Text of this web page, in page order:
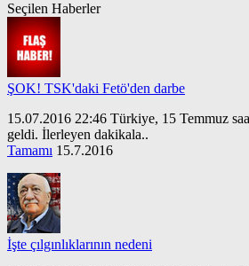
Seçilen Haberler
ŞOK! TSK'daki Fetö'den darbe
15.07.2016 22:46 Türkiye, 15 Temmuz
geldi. İlerleyen dakikala..
Tamamı 15.7.2016
İşte çılgınlıklarının nedeni